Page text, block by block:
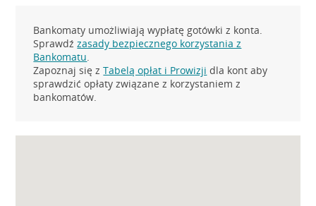
Bankomaty umożliwiają wypłatę gotówki z konta.
Sprawdźzasady bezpiecznego korzystania z
Bankomatu.
Zapoznaj się zTabelą opłat i Prowizji dla kont aby
sprawdzić opłaty związane z korzystaniem z
bankomatów.